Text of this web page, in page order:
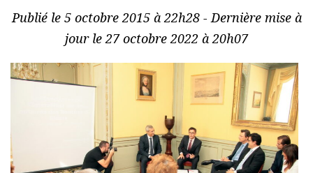
Publié le 5 octobre 2015 à 22h28 - Dernière mise à
jour le 27 octobre 2022 à 20h07